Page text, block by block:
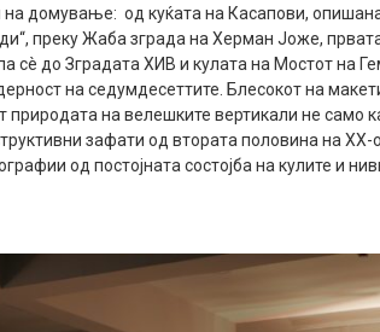
домување: од куќата на Касапови,
преку Жаба зграда на Херман Јоже,
сè до Зградата ХИВ и кулата на Мостот на
на седумдесеттите. Блесокот на
природата на велешките вертикали не само
зафати од втората половина на
од постојната состојба на кулите и